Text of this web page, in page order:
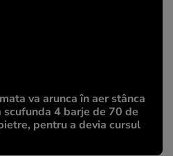
va arunca în aer stânca
scufunda 4 barje de 70 de
pentru a devia cursul